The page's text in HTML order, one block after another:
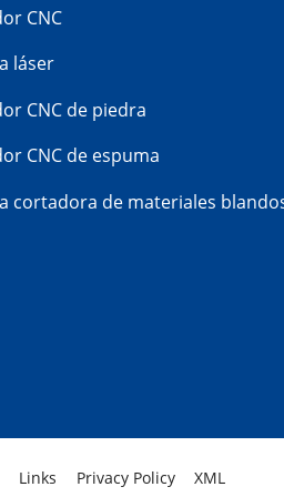
CNC
láser
CNC de piedra
CNC de espuma
cortadora de materiales
Links Privacy Policy
XML